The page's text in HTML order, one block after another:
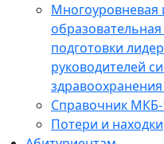
Многоуровневая
подготовки
руководителей
Справочник
Потери и находки